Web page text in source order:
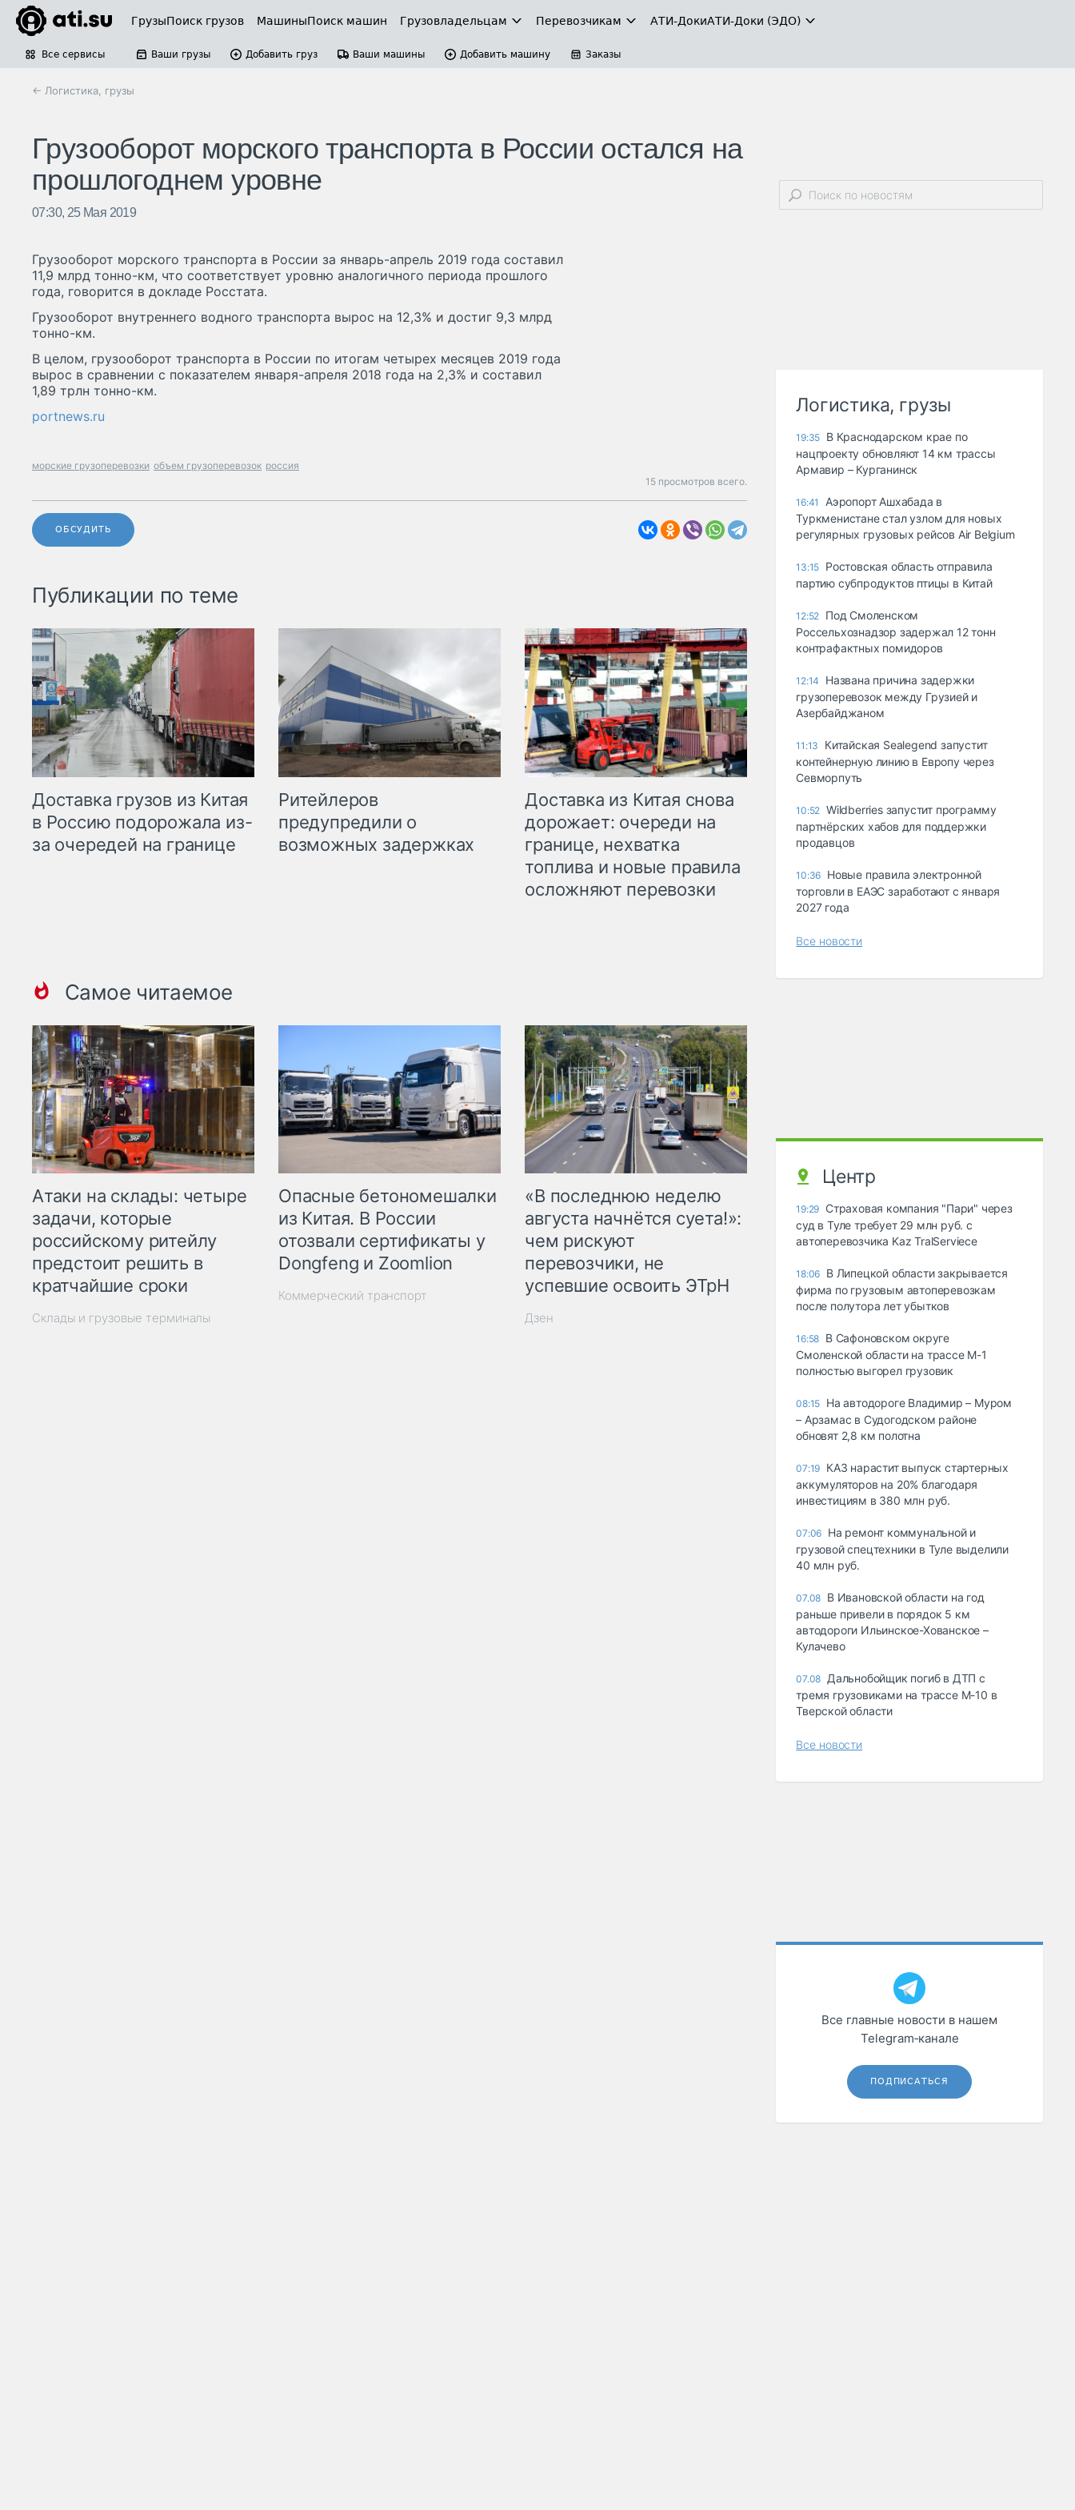
ГрузыПоиск грузов МашиныПоиск машин Грузовладельцам Перевозчикам АТИ-ДокиАТИ-Доки (ЭДО)
Все сервисы Ваши грузы Добавить груз Ваши машины Добавить машину Заказы
← Логистика, грузы
Грузооборот морского транспорта в России остался на
прошлогоднем уровне
07:30, 25 Мая 2019
Грузооборот морского транспорта в России за январь-апрель 2019 года составил
11,9 млрд тонно-км, что соответствует уровню аналогичного периода прошлого
года, говорится в докладе Росстата.
Грузооборот внутреннего водного транспорта вырос на 12,3% и достиг 9,3 млрд
тонно-км.
В целом, грузооборот транспорта в России по итогам четырех месяцев 2019 года
вырос в сравнении с показателем января-апреля 2018 года на 2,3% и составил
1,89 трлн тонно-км.
portnews.ru
морские грузоперевозки объем грузоперевозок россия
15 просмотров всего.
ОБСУДИТЬ
Публикации по теме
Доставка грузов из Китая
в Россию подорожала из-
за очередей на границе
Ритейлеров
предупредили о
возможных задержках
Доставка из Китая снова
дорожает: очереди на
границе, нехватка
топлива и новые правила
осложняют перевозки
Самое читаемое
Атаки на склады: четыре
задачи, которые
российскому ритейлу
предстоит решить в
кратчайшие сроки
Склады и грузовые терминалы
Опасные бетономешалки
из Китая. В России
отозвали сертификаты у
Dongfeng и Zoomlion
Коммерческий транспорт
«В последнюю неделю
августа начнётся суета!»:
чем рискуют
перевозчики, не
успевшие освоить ЭТрН
Дзен
Логистика, грузы
19:35 В Краснодарском крае по
нацпроекту обновляют 14 км трассы
Армавир – Курганинск
16:41
Аэропорт Ашхабада в
Туркменистане стал узлом для новых
регулярных грузовых рейсов Air Belgium
13:15 Ростовская область отправила
партию субпродуктов птицы в Китай
12:52 Под Смоленском
Россельхознадзор задержал 12 тонн
контрафактных помидоров
12:14
Названа причина задержки
грузоперевозок между Грузией и
Азербайджаном
11:13
Китайская Sealegend запустит
контейнерную линию в Европу через
Севморпуть
10:52 Wildberries запустит программу
партнёрских хабов для поддержки
продавцов
10:36 Новые правила электронной
торговли в ЕАЭС заработают с января
2027 года
Все новости
Центр
19:29 Страховая компания "Пари" через
суд в Туле требует 29 млн руб. с
автоперевозчика Kaz TralServiece
18:06 В Липецкой области закрывается
фирма по грузовым автоперевозкам
после полутора лет убытков
16:58 В Сафоновском округе
Смоленской области на трассе М-1
полностью выгорел грузовик
08:15 На автодороге Владимир – Муром
– Арзамас в Судогодском районе
обновят 2,8 км полотна
07:19 КАЗ нарастит выпуск стартерных
аккумуляторов на 20% благодаря
инвестициям в 380 млн руб.
07:06 На ремонт коммунальной и
грузовой спецтехники в Туле выделили
40 млн руб.
07.08 В Ивановской области на год
раньше привели в порядок 5 км
автодороги Ильинское-Хованское –
Кулачево
07.08 Дальнобойщик погиб в ДТП с
тремя грузовиками на трассе М-10 в
Тверской области
Все новости
Все главные новости в нашем
Telegram‑канале
ПОДПИСАТЬСЯ